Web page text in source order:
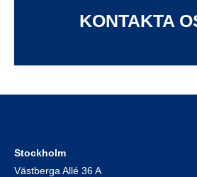
KONTAKTA
Stockholm
Västberga Allé 36 A